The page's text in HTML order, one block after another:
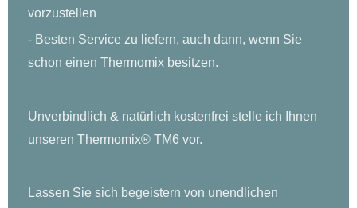
vorzustellen
- Besten Service zu liefern, auch dann, wenn Sie
schon einen Thermomix besitzen.
Unverbindlich & natürlich kostenfrei stelle ich Ihnen
unseren Thermomix® TM6 vor.
Lassen Sie sich begeistern von unendlichen